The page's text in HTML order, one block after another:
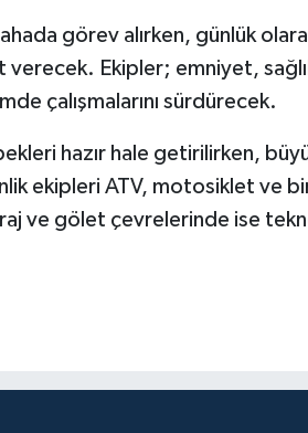
görev alırken, günlük
verecek. Ekipler; emniyet,
çalışmalarını sürdürecek.
hazır hale getirilirken,
ekipleri ATV, motosiklet ve
ve gölet çevrelerinde ise